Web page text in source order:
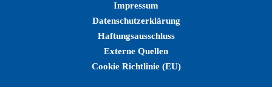
Impressum
Datenschutzerklärung
Haftungsausschluss
Externe Quellen
Cookie Richtlinie (EU)